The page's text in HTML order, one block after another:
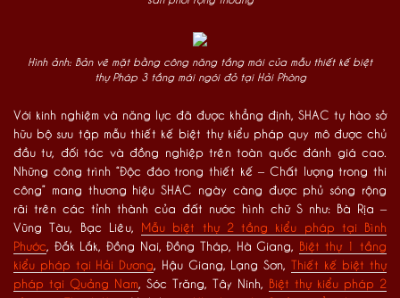
Hình ảnh: Bản vẽ mặt bằng công năng tầng mái của mẫu thiết kế biệt
thự Pháp 3 tầng mái ngói đỏ tại Hải Phòng
Với kinh nghiệm và năng lực đã được khẳng định, SHAC tự hào sở
hữu bộ sưu tập mẫu thiết kế biệt thự kiểu pháp quy mô được chủ
đầu tư, đối tác và đồng nghiệp trên toàn quốc đánh giá cao.
Những công trình “Độc đáo trong thiết kế – Chất lượng trong thi
công” mang thương hiệu SHAC ngày càng được phủ sóng rộng
rãi trên các tỉnh thành của đất nước hình chữ S như: Bà Rịa –
Vũng Tàu, Bạc Liêu, Mẫu biệt thự 2 tầng kiểu pháp tại Bình
Phước, Đắk Lắk, Đồng Nai, Đồng Tháp, Hà Giang, Biệt thự 1 tầng
kiểu pháp tại Hải Dương, Hậu Giang, Lạng Sơn, Thiết kế biệt thự
pháp tại Quảng Nam, Sóc Trăng, Tây Ninh, Biệt thự kiểu pháp 2